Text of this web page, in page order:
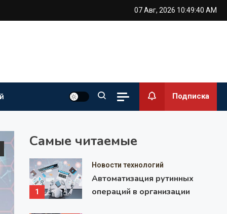
07 Авг, 2026 10:49:42 AM
Подписка
Самые читаемые
1
Новости технологий
Автоматизация рутинных
операций в организации